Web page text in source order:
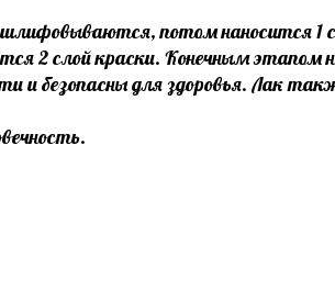
потом наносится 1
2 слой краски. Конечным этапом
и безопасны для здоровья. Лак